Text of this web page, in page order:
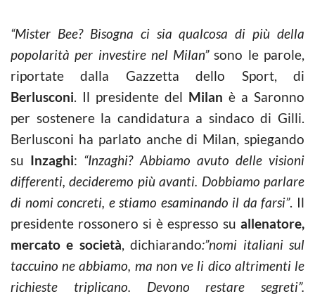
“Mister Bee? Bisogna ci sia qualcosa di più della
popolarità per investire nel Milan”sono le parole,
riportate dalla Gazzetta dello Sport, di
Berlusconi. Il presidente del Milan è a Saronno
per sostenere la candidatura a sindaco di Gilli.
Berlusconi ha parlato anche di Milan, spiegando
su Inzaghi: “Inzaghi? Abbiamo avuto delle visioni
differenti, decideremo più avanti. Dobbiamo parlare
di nomi concreti, e stiamo esaminando il da farsi”. Il
presidente rossonero si è espresso su allenatore,
mercato e società, dichiarando:”nomi italiani sul
taccuino ne abbiamo, ma non ve li dico altrimenti le
richieste triplicano. Devono restare segreti”.